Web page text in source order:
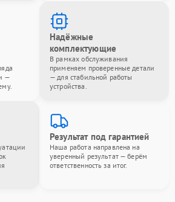
—
Надёжные
комплектующие
В рамках обслуживания
применяем проверенные детали
— для стабильной работы
устройства.
Результат под гарантией
Наша работа направлена на
уверенный результат — берём
ответственность за итог.